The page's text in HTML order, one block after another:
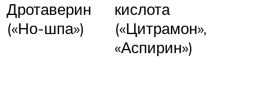
Дротаверин
(«Но-шпа»)
кислота
(«Цитрамон»,
«Аспирин»)